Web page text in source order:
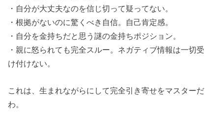
・自分が大丈夫なのを信じ切って疑ってない。
・根拠がないのに驚くべき自信。自己肯定感。
・自分を金持ちだと思う謎の金持ちポジション。
・親に怒られても完全スルー。ネガティブ情報は一切受
け付けない。
これは、生まれながらにして完全引き寄せをマスターだ
わ。